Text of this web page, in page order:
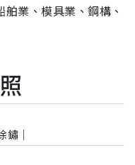
業、模具業、鋼構、
鏽｜